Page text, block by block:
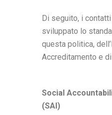
Di seguito, i contatti
sviluppato lo
questa politica,
Accreditamento e
Social
(SAI)